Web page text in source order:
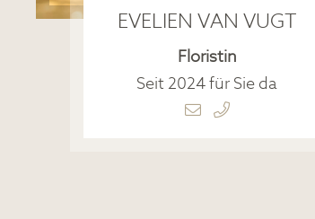
EVELIEN VAN VUGT
Floristin
Seit 2024 für Sie da